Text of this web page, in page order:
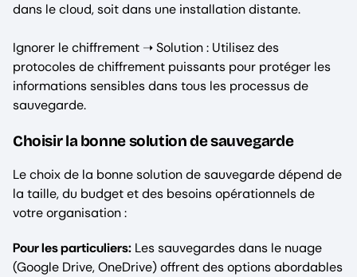
dans le cloud, soit dans une installation distante.
Ignorer le chiffrement ➝ Solution : Utilisez des
protocoles de chiffrement puissants pour protéger les
informations sensibles dans tous les processus de
sauvegarde.
Choisir la bonne solution de sauvegarde
Le choix de la bonne solution de sauvegarde dépend de
la taille, du budget et des besoins opérationnels de
votre organisation :
Pour les particuliers: Les sauvegardes dans le nuage
(Google Drive, OneDrive) offrent des options abordables